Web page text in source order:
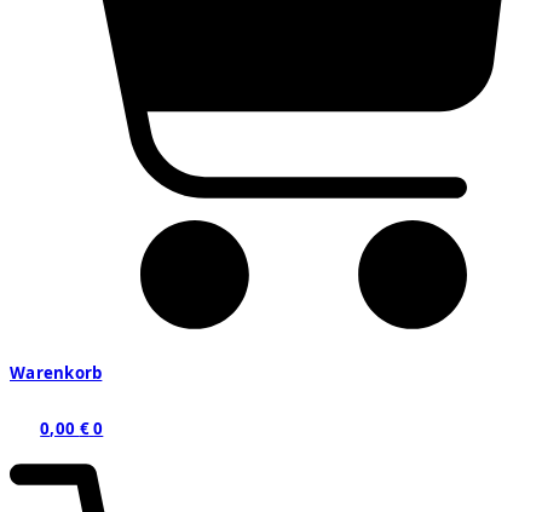
Warenkorb
0,00 €0